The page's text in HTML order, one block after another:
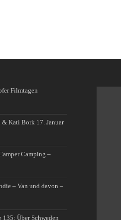
& Kati Bork 17. Januar
Camping –
– Van und davon –
135: Über Schweden